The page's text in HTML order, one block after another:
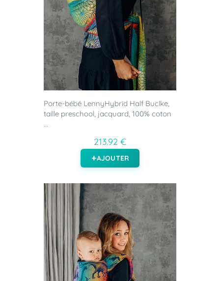
Porte-bébé LennyHybrid Half Buclke,
taille preschool, jacquard, 100% coton
...
213.92 €
AJOUTER